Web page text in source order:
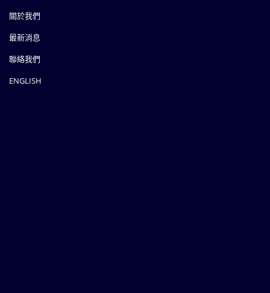
關於我們
最新消息
聯絡我們
ENGLISH